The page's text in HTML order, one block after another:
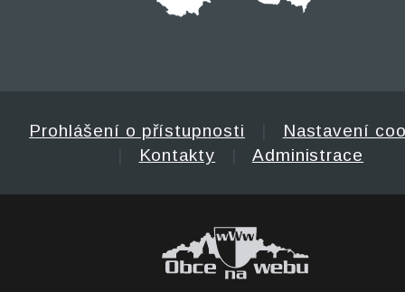
Prohlášení o přístupnosti
Nastavení
Kontakty Administrace